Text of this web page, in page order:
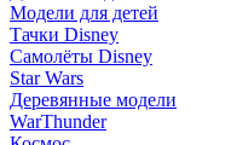
Модели для детей
Тачки Disney
Самолёты Disney
Star Wars
Деревянные модели
WarThunder